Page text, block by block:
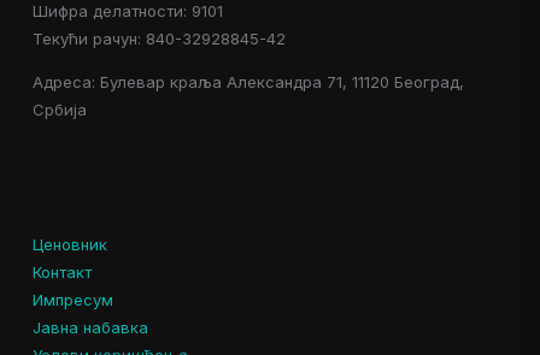
Шифра делатности: 9101
Текући рачун: 840-32928845-42
Адреса: Булевар краља Александра 71, 11120 Београд,
Србија
Ценовник
Контакт
Импресум
Јавна набавка